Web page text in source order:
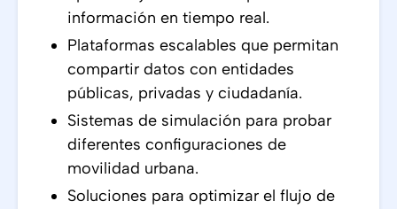
información en tiempo real.
Plataformas escalables que permitan
compartir datos con entidades
públicas, privadas y ciudadanía.
Sistemas de simulación para probar
diferentes configuraciones de
movilidad urbana.
Soluciones para optimizar el flujo de